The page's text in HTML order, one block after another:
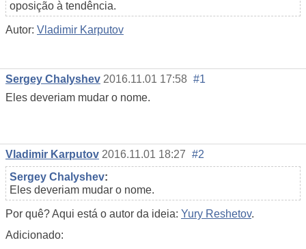
oposição à tendência.
Autor: Vladimir Karputov
Sergey Chalyshev 2016.11.01 17:58 #1
Eles deveriam mudar o nome.
Vladimir Karputov 2016.11.01 18:27 #2
Sergey Chalyshev:
Eles deveriam mudar o nome.
Por quê? Aqui está o autor da ideia: Yury Reshetov.
Adicionado: